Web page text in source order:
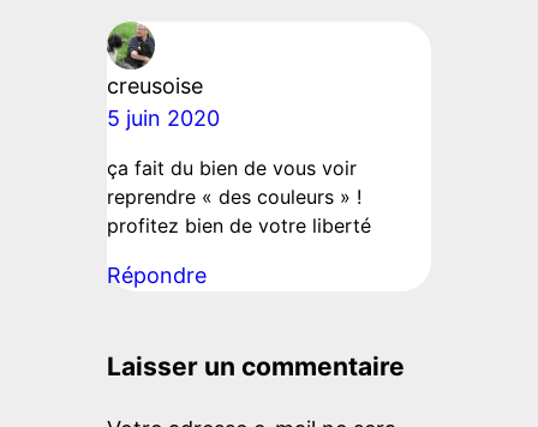
creusoise
5 juin 2020
ça fait du bien de vous voir
reprendre « des couleurs » !
profitez bien de votre liberté
Répondre
Laisser un commentaire